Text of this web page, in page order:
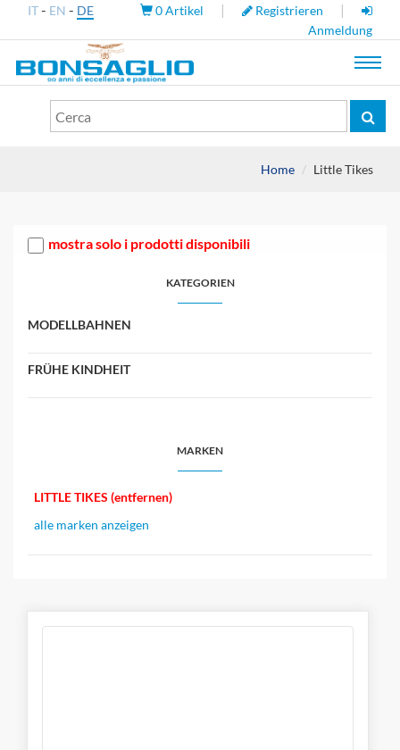
IT- EN - DE 0Artikel | Registrieren |
Anmeldung
Home Little Tikes
mostra solo i prodotti disponibili
KATEGORIEN
MODELLBAHNEN
FRÜHE KINDHEIT
MARKEN
LITTLE TIKES (entfernen)
alle marken anzeigen